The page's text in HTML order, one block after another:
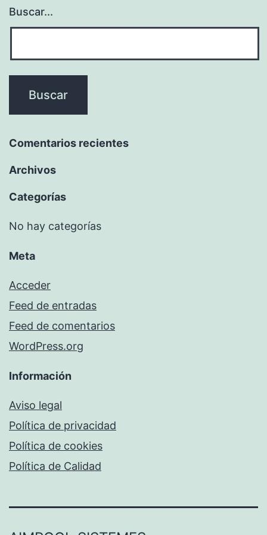
Buscar...
Comentarios recientes
Archivos
Categorías
No hay categorías
Meta
Acceder
Feed de entradas
Feed de comentarios
WordPress.org
Información
Aviso legal
Política de privacidad
Política de cookies
Política de Calidad